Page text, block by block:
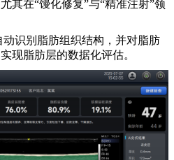
其在“馒化修复”与“精准注射”领
动识别脂肪组织结构，并对脂肪
现脂肪层的数据化评估。